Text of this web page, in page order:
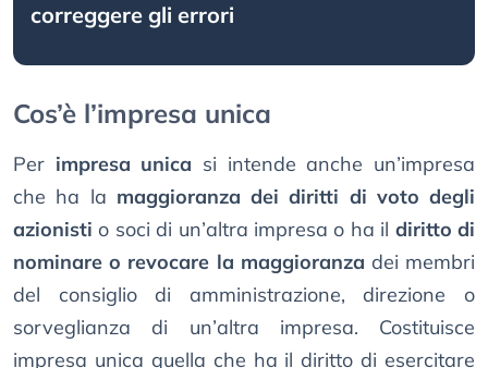
correggere gli errori
Cos’è l’impresa unica
Per impresa unica si intende anche un’impresa
che ha la maggioranza dei diritti di voto degli
azionisti o soci di un’altra impresa o ha il diritto di
nominare o revocare la maggioranza dei membri
del consiglio di amministrazione, direzione o
sorveglianza di un’altra impresa. Costituisce
impresa unica quella che ha il diritto di esercitare